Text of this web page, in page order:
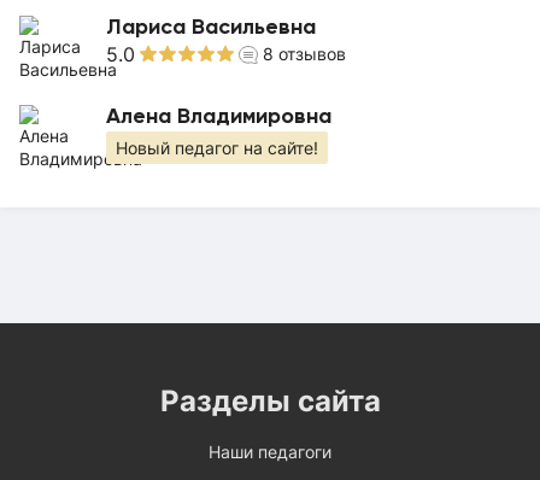
Лариса Васильевна
5.0 8 отзывов
Алена Владимировна
Новый педагог на сайте!
Разделы сайта
Наши педагоги